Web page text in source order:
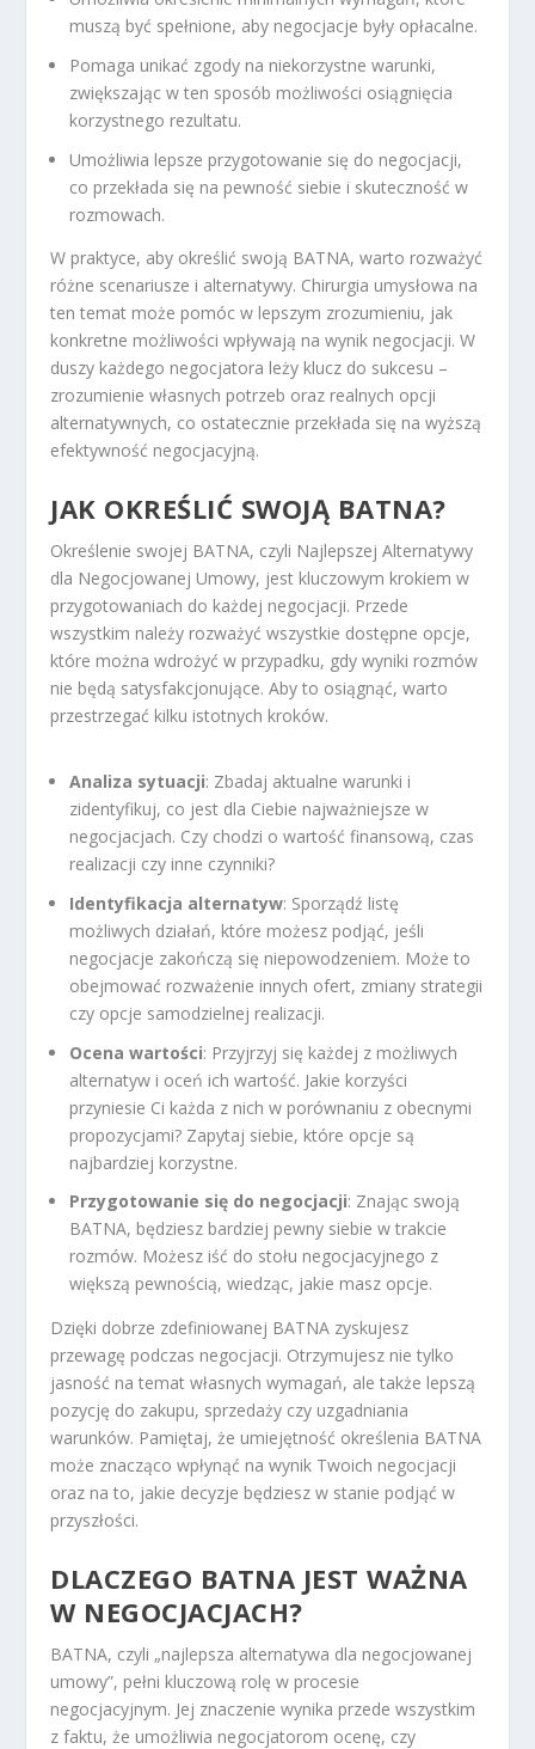
muszą być spełnione, aby negocjacje były opłacalne.
Pomaga unikać zgody na niekorzystne warunki,
zwiększając w ten sposób możliwości osiągnięcia
korzystnego rezultatu.
Umożliwia lepsze przygotowanie się do negocjacji,
co przekłada się na pewność siebie i skuteczność w
rozmowach.
W praktyce, aby określić swoją BATNA, warto rozważyć
różne scenariusze i alternatywy. Chirurgia umysłowa na
ten temat może pomóc w lepszym zrozumieniu, jak
konkretne możliwości wpływają na wynik negocjacji. W
duszy każdego negocjatora leży klucz do sukcesu –
zrozumienie własnych potrzeb oraz realnych opcji
alternatywnych, co ostatecznie przekłada się na wyższą
efektywność negocjacyjną.
JAK OKREŚLIĆ SWOJĄ BATNA?
Określenie swojej BATNA, czyli Najlepszej Alternatywy
dla Negocjowanej Umowy, jest kluczowym krokiem w
przygotowaniach do każdej negocjacji. Przede
wszystkim należy rozważyć wszystkie dostępne opcje,
które można wdrożyć w przypadku, gdy wyniki rozmów
nie będą satysfakcjonujące. Aby to osiągnąć, warto
przestrzegać kilku istotnych kroków.
Analiza sytuacji: Zbadaj aktualne warunki i
zidentyfikuj, co jest dla Ciebie najważniejsze w
negocjacjach. Czy chodzi o wartość finansową, czas
realizacji czy inne czynniki?
Identyfikacja alternatyw: Sporządź listę
możliwych działań, które możesz podjąć, jeśli
negocjacje zakończą się niepowodzeniem. Może to
obejmować rozważenie innych ofert, zmiany strategii
czy opcje samodzielnej realizacji.
Ocena wartości: Przyjrzyj się każdej z możliwych
alternatyw i oceń ich wartość. Jakie korzyści
przyniesie Ci każda z nich w porównaniu z obecnymi
propozycjami? Zapytaj siebie, które opcje są
najbardziej korzystne.
Przygotowanie się do negocjacji: Znając swoją
BATNA, będziesz bardziej pewny siebie w trakcie
rozmów. Możesz iść do stołu negocjacyjnego z
większą pewnością, wiedząc, jakie masz opcje.
Dzięki dobrze zdefiniowanej BATNA zyskujesz
przewagę podczas negocjacji. Otrzymujesz nie tylko
jasność na temat własnych wymagań, ale także lepszą
pozycję do zakupu, sprzedaży czy uzgadniania
warunków. Pamiętaj, że umiejętność określenia BATNA
może znacząco wpłynąć na wynik Twoich negocjacji
oraz na to, jakie decyzje będziesz w stanie podjąć w
przyszłości.
DLACZEGO BATNA JEST WAŻNA
W NEGOCJACJACH?
BATNA, czyli „najlepsza alternatywa dla negocjowanej
umowy”, pełni kluczową rolę w procesie
negocjacyjnym. Jej znaczenie wynika przede wszystkim
z faktu, że umożliwia negocjatorom ocenę, czy